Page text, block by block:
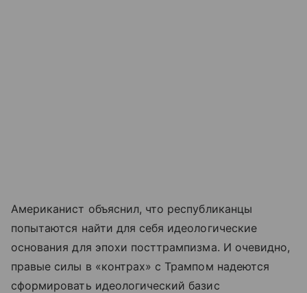
Американист объяснил, что республиканцы
попытаются найти для себя идеологические
основания для эпохи посттрампизма. И очевидно,
правые силы в «контрах» с Трампом надеются
сформировать идеологический базис